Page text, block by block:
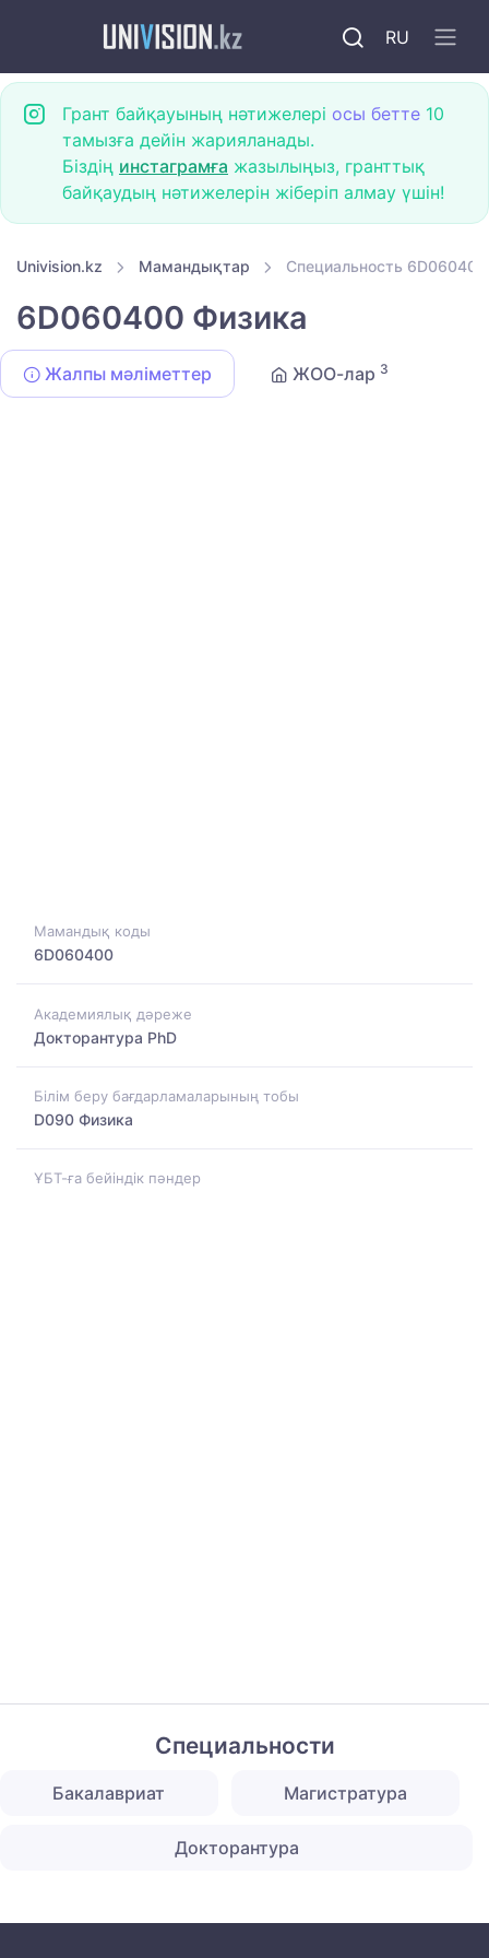
RU
Грант байқауының нәтижелері осы бетте 10
тамызға дейін жарияланады.
Біздің инстаграмға жазылыңыз, гранттық
байқаудың нәтижелерін жіберіп алмау үшін!
Univision.kz Мамандықтар Специальность
6D060400 Физика
Жалпы мәліметтер ЖОО-лар 3
Мамандық коды
6D060400
Академиялық дәреже
Докторантура PhD
Білім беру бағдарламаларының тобы
D090 Физика
ҰБТ-ға бейіндік пәндер
Специальности
Бакалавриат Магистратура
Докторантура